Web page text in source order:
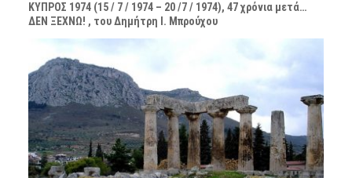
ΚΥΠΡΟΣ 1974 (15 / 7 / 1974 – 20 /7 / 1974), 47 χρόνια μετά…
ΔΕΝ ΞΕΧΝΩ! , του Δημήτρη Ι. Μπρούχου